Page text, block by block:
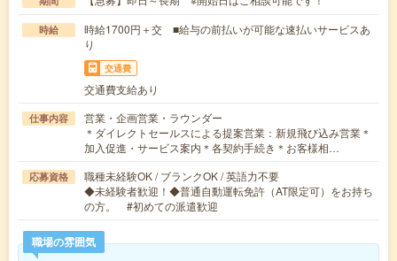
時給
時給1700円＋交 ■給与の前払いが可能な速払いサービスあ
り
交通費
交通費支給あり
仕事内容
営業・企画営業・ラウンダー
＊ダイレクトセールスによる提案営業：新規飛び込み営業＊
加入促進・サービス案内＊各契約手続き＊お客様相…
応募資格
職種未経験OK / ブランクOK / 英語力不要
◆未経験者歓迎！◆普通自動運転免許（AT限定可）をお持ち
の方。 #初めての派遣歓迎
職場の雰囲気